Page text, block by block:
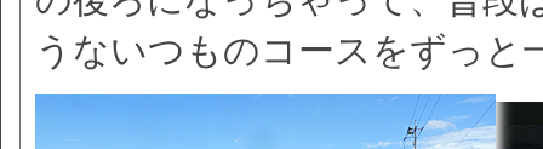
うないつものコースをずっと